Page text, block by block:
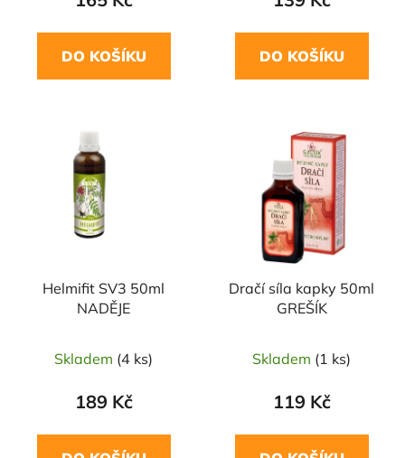
DO KOŠÍKU DO KOŠÍKU
Helmifit SV3 50ml
NADĚJE
Skladem (4 ks)
189 Kč
Dračí síla kapky 50ml
GREŠÍK
Skladem (1 ks)
119 Kč